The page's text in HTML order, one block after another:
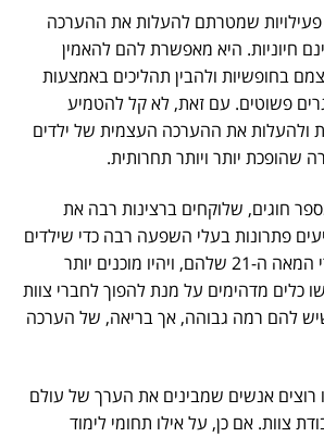
פעילויות שמטרתם להעלות את ההערכה
חיוניות. היא מאפשרת להם להאמין
בחופשיות ולהבין תהליכים באמצעות
פשוטים. עם זאת, לא קל להטמיע
ולהעלות את ההערכה העצמית של ילדים
שהופכת יותר ויותר תחרותית.
חוגים, שלוקחים ברצינות רבה את
פתרונות בעלי השפעה רבה כדי שילדים
ייהנו, יחזקו את כישורי המאה ה-21 שלהם, ויהיו מוכנים יותר
כלים מדהימים על מנת להפוך לחברי צוות
שיש להם רמה גבוהה, אך בריאה, של הערכה
רוצים אנשים שמבינים את הערך של עולם
צוות. אם כן, על אילו תחומי לימוד